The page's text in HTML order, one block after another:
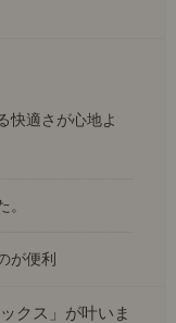
適さが心地よ
が便利
クス」が叶いま